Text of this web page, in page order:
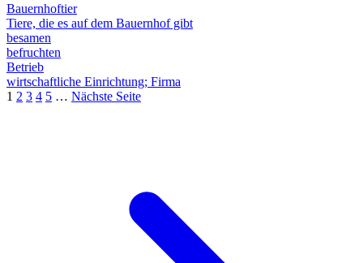
Bauernhoftier
Tiere, die es auf dem Bauernhof gibt
besamen
befruchten
Betrieb
wirtschaftliche Einrichtung; Firma
1 2 3 4 5 … Nächste Seite